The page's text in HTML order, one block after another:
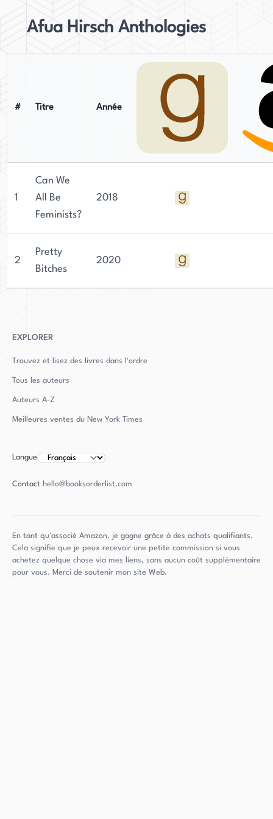
Afua Hirsch Anthologies
# Titre Année
1
Can We
All Be
Feminists?
2018
2
Pretty
Bitches
2020
EXPLORER
Trouvez et lisez des livres dans l'ordre
Tous les auteurs
Auteurs A-Z
Meilleures ventes du New York Times
Langue
Contact hello@booksorderlist.com
En tant qu'associé Amazon, je gagne grâce à des achats qualifiants.
Cela signifie que je peux recevoir une petite commission si vous
achetez quelque chose via mes liens, sans aucun coût supplémentaire
pour vous. Merci de soutenir mon site Web.